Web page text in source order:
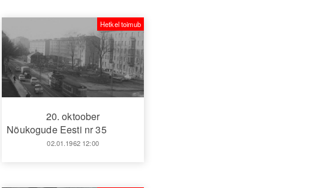
20. oktoober
Nõukogude Eesti nr 35
02.01.1962 12:00
Hetkel toimub